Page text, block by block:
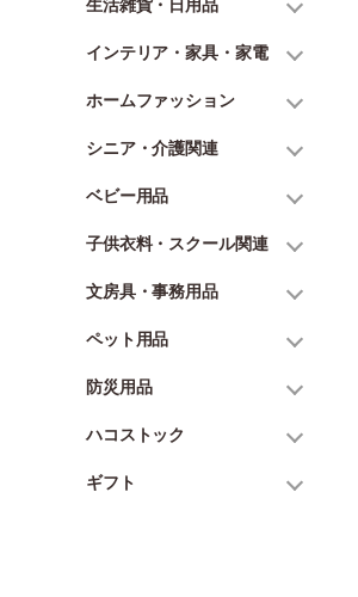
生活雑貨・日用品
インテリア・家具・家電
ホームファッション
シニア・介護関連
ベビー用品
子供衣料・スクール関連
文房具・事務用品
ペット用品
防災用品
ハコストック
ギフト